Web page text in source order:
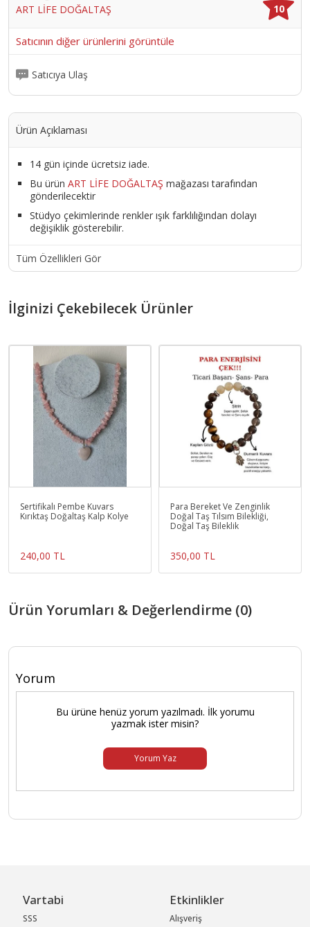
ART LİFE DOĞALTAŞ
10
Satıcının diğer ürünlerini görüntüle
Satıcıya Ulaş
Ürün Açıklaması
14 gün içinde ücretsiz iade.
Bu ürün ART LİFE DOĞALTAŞ mağazası tarafından
gönderilecektir
Stüdyo çekimlerinde renkler ışık farklılığından dolayı
değişiklik gösterebilir.
Tüm Özellikleri Gör
İlginizi Çekebilecek Ürünler
Sertifikalı Pembe Kuvars
Kırıktaş Doğaltaş Kalp Kolye
240,00 TL
Para Bereket Ve Zenginlik
Doğal Taş Tılsım Bilekliği,
Doğal Taş Bileklik
350,00 TL
Ürün Yorumları & Değerlendirme (0)
Yorum
Bu ürüne henüz yorum yazılmadı. İlk yorumu
yazmak ister misin?
Yorum Yaz
Vartabi
SSS
Etkinlikler
Alışveriş